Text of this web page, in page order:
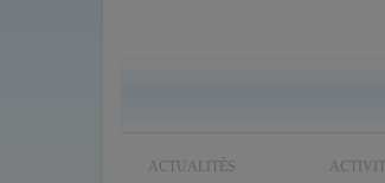
ACTUALITÉS